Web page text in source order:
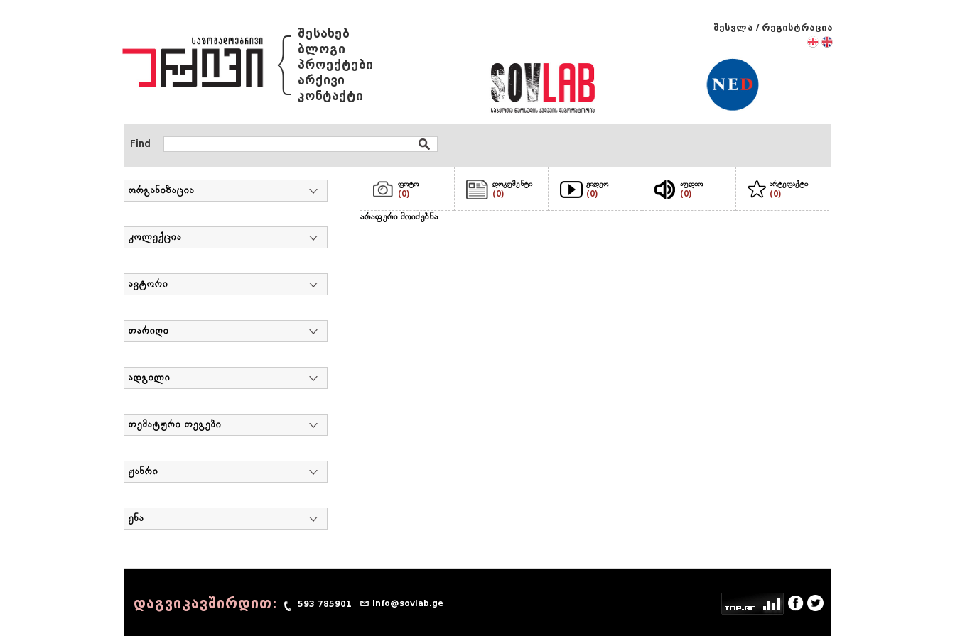
{ შესახებ
ბლოგი
პროექტები
არქივი
კონტაქტი
შესვლა / რეგისტრაცია
Find
ორგანიზაცია
კოლექცია
ავტორი
თარიღი
ადგილი
თემატური თეგები
ჟანრი
ენა
ფოტო
(0)
დოკუმენტი
(0)
ვიდეო
(0)
აუდიო
(0)
არტეფაქტი
(0)
არაფერი მოიძებნა
დაგვიკავშირდით: 593 785901 info@sovlab.ge